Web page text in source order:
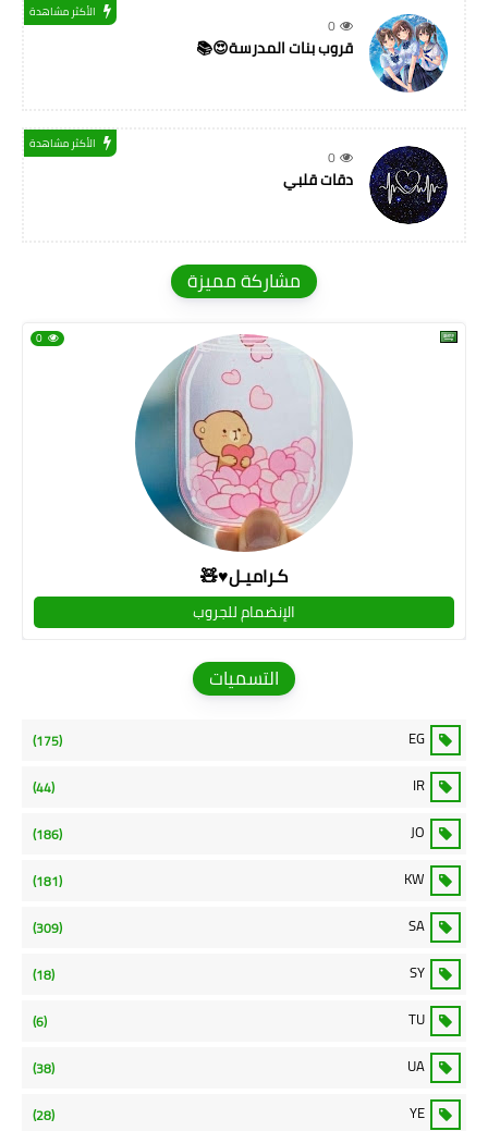
0
الأكثر مشاهدة
قروب بنات المدرسة😍📚
0
الأكثر مشاهدة
دقات قلبي
مشاركة مميزة
كـراميـل♥🧸
0
الإنضمام للجروب
التسميات
EG
(175)
IR
(44)
JO
(186)
KW
(181)
SA
(309)
SY
(18)
TU
(6)
UA
(38)
YE
(28)